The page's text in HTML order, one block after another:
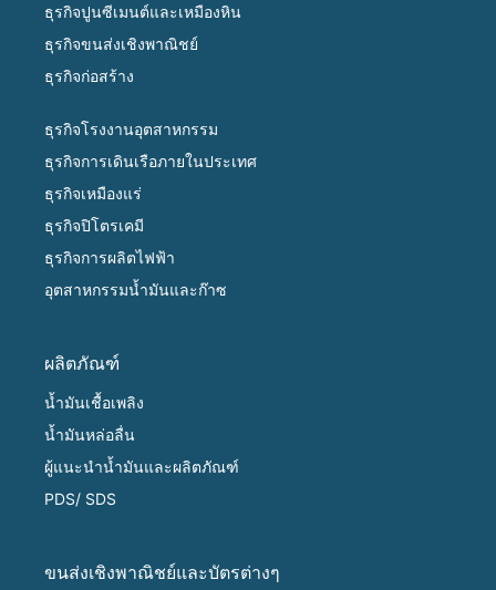
ธุรกิจปูนซีเมนต์และเหมืองหิน
ธุรกิจขนส่งเชิงพาณิชย์
ธุรกิจก่อสร้าง
ธุรกิจโรงงานอุตสาหกรรม
ธุรกิจการเดินเรือภายในประเทศ
ธุรกิจเหมืองแร่
ธุรกิจปิโตรเคมี
ธุรกิจการผลิตไฟฟ้า
อุตสาหกรรมน้ำมันและก๊าซ
ผลิตภัณฑ์
น้ำมันเชื้อเพลิง
น้ำมันหล่อลื่น
ผู้แนะนำน้ำมันและผลิตภัณฑ์
PDS/ SDS
ขนส่งเชิงพาณิชย์และบัตรต่างๆ